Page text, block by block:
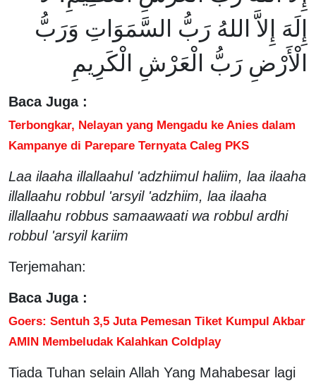
إِلَهَ إِلاَّ اللهُ رَبُّ السَّمَوَاتِ وَرَبُّ
الْأَرْضِ رَبُّ الْعَرْشِ الْكَرِيمِ
Baca Juga :
Terbongkar, Nelayan yang Mengadu ke Anies dalam
Kampanye di Parepare Ternyata Caleg PKS
Laa ilaaha illallaahul 'adzhiimul haliim, laa ilaaha
illallaahu robbul 'arsyil 'adzhiim, laa ilaaha
illallaahu robbus samaawaati wa robbul ardhi
robbul 'arsyil kariim
Terjemahan:
Baca Juga :
Goers: Sentuh 3,5 Juta Pemesan Tiket Kumpul Akbar
AMIN Membeludak Kalahkan Coldplay
Tiada Tuhan selain Allah Yang Mahabesar lagi